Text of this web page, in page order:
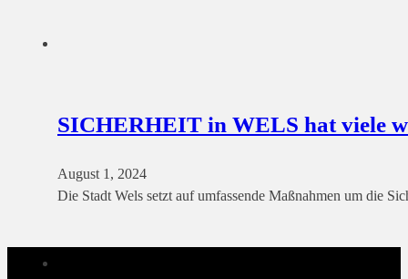
SICHERHEIT in WELS hat viele
August 1, 2024
Die Stadt Wels setzt auf umfassende Maßnahmen um die